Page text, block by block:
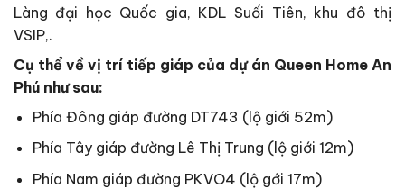
Làng đại học Quốc gia, KDL Suối Tiên, khu đô thị
VSIP,.
Cụ thể về vị trí tiếp giáp của dự án Queen Home An
Phú như sau:
Phía Đông giáp đường DT743 (lộ giới 52m)
Phía Tây giáp đường Lê Thị Trung (lộ giới 12m)
Phía Nam giáp đường PKVO4 (lộ gới 17m)